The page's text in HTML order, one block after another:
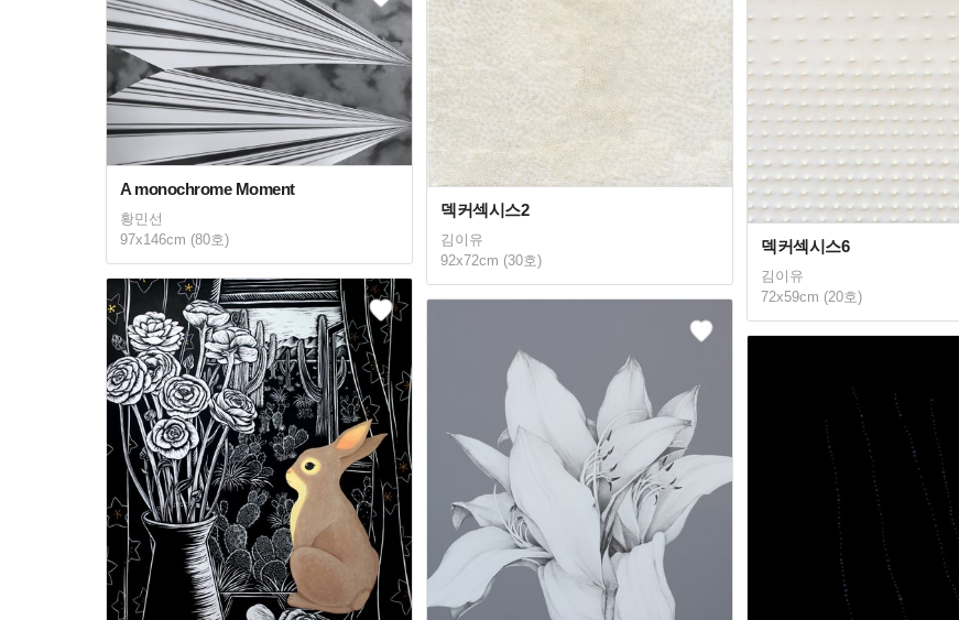
덱커섹시스2
김이유
92x72cm (30호)
덱커섹시스6
김이유
72x59cm (20호)
A monochrome Moment
황민선
97x146cm (80호)